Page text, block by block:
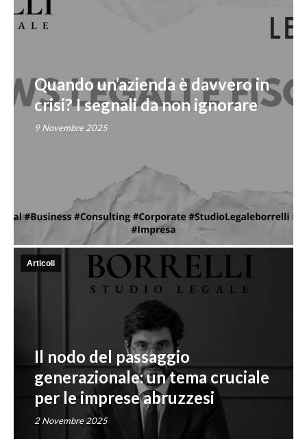
Quando un’azienda è davvero in
crisi? I segnali da non ignorare
9 Novembre 2025
Articoli
Il nodo del passaggio
generazionale: un tema cruciale
per le imprese abruzzesi
2 Novembre 2025